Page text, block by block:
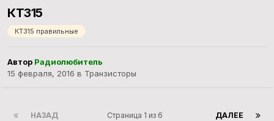
КТ315
КТ315 правильные
Автор Радиолюбитель
15 февраля, 2016 в Транзисторы
НАЗАД ДАЛЕЕ
Страница 1 из 6